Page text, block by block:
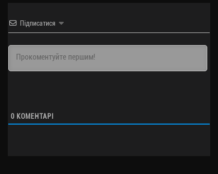
Підписатися
0 КОМЕНТАРІ